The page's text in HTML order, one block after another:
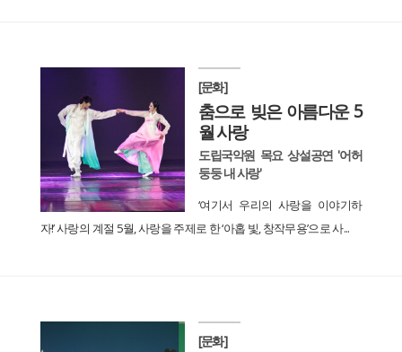
[문화]
춤으로 빚은 아름다운 5
월 사랑
도립국악원 목요 상설공연 '어허
둥둥 내 사랑'
‘여기서 우리의 사랑을 이야기하
자!’ 사랑의 계절 5월, 사랑을 주제로 한 ‘아홉 빛, 창작무용’으로 사...
[문화]